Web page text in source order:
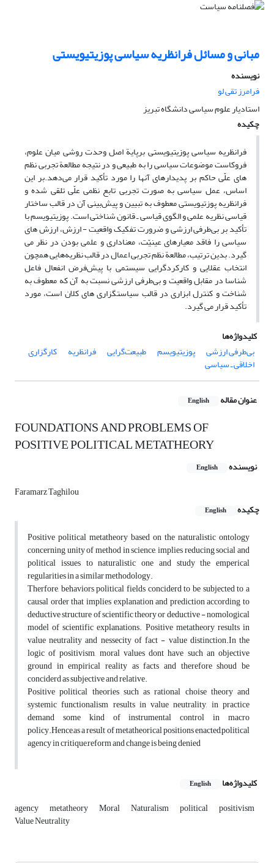
مبانی و مسائل فرانظریه سیاسی پوزیتیویستی
نویسنده
فرامرز تقی لو
استادیار علوم سیاسی دانشگاه تبریز
چکیده
فرانظریه سیاسی پوزیتیویستی برپایة اصل وحدت روشی میان علوم،
فروکاست موضوعات سیاسی را به طبیعی و در نتیجه مطالعة تجربی نظم‌
های علّی حاکم بر پدیدارهای آنها را مورد تأکید قرار می‌دهد.بر این
اساس، عمل سیاسی به صورت تجربی تابع نظمی علّی تلقی شده و
فرانظریه پوزتیویستی معطوف به تبیین و پیش‌بینی آن در قالب ساختار
قیاسی نظریه علمی و الگوی قیاسی ـ قانون شناختی است. پوزیتیویسم با
تأکید بر بی‌طرفی ارزشی و ضرورت تفکیک واقعیت - ارزش، ارزش های
سیاسی را فاقد معیارهای عینیّت، معناداری و علمی بودن در نظر می
گیرد. بدین ترتیب، مطالعة نظم تجربی اعمال در قالب نظریه‌هایی همچون
انتخاب عقلایی و کارکردگرایی سیستمی با پیش‌فرض انفعال فاعل
شناسا در مقابل واقعیت و بی‌طرفی ارزشی نسبت به آن که معطوف به
شناخت و کنترل ابزاری در قالب سیاستگزاری های کلان است، مورد
تأکید قرار می گیرد.
کلیدواژه‌ها
بی‌طرفی ارزشی
پوزیتیویسم طبیعت‌گرایی فرانظریه کارگزاری
اخلاقی ـ سیاسی
عنوان مقاله English
FOUNDATIONS AND PROBLEMS OF
POSITIVE POLITICAL METATHEORY
نویسنده English
Faramarz Taghilou
چکیده
English
Positive political metatheory based on the naturalistic ontology
concerning unity of method in science, implies reducing social and
political issues to naturalistic one and study the emperical
regularities in a similar methodology.
Therfore, behaviors political fields conciderd to be subjected to a
causal order that implies explanation and prediction according to
deductive structure of scientific theory or deductive - nomological
model of scientific explanations. Positive metatheory results in
value neutrality and nessecity of fact - value distinction.In the
logic of positivism, moral values dont have such an objective
ground in empirical reality as facts and therefore shoud be
conciderd as subjective and relative.
Positive political theories such as rational choise theory and
systemic functionalism results in value neutrality, in practice
demand some kind of instrumental control in macro
policy.Hence,as a result of metatheorical positions enacted,political
agency in critique,reform and change is being denied
کلیدواژه‌ها English
agency metatheory Moral Naturalism political positivism
Value Neutrality